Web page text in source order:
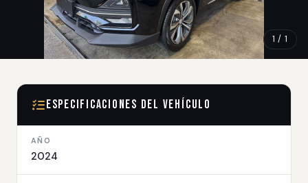
1 / 1
Especificaciones del Vehículo
AÑO
2024